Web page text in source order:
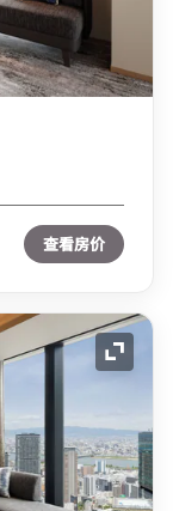
查看房价
展开